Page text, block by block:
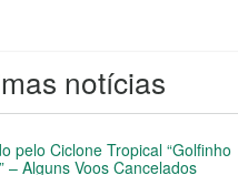
notícias
pelo Ciclone Tropical “Golfinho
– Alguns Voos Cancelados